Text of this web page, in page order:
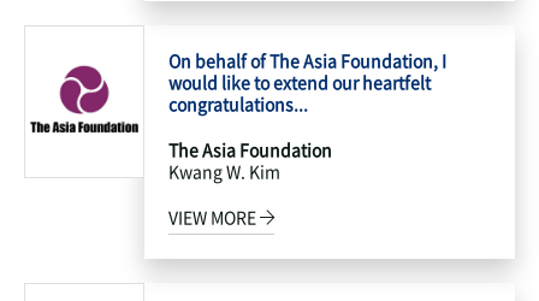
On behalf of The Asia Foundation, I
would like to extend our heartfelt
congratulations...
The Asia Foundation
Kwang W. Kim
VIEW MORE